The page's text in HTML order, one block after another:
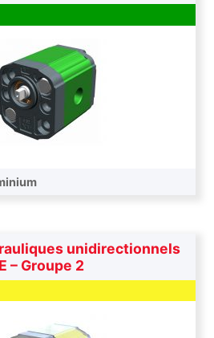
unidirectionnels
– Groupe 2